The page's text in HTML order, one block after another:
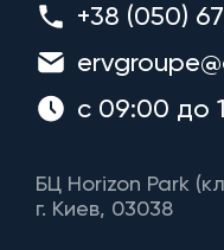
+38 (050)
с 09:00 до
БЦ Horizon Park
г. Киев, 03038